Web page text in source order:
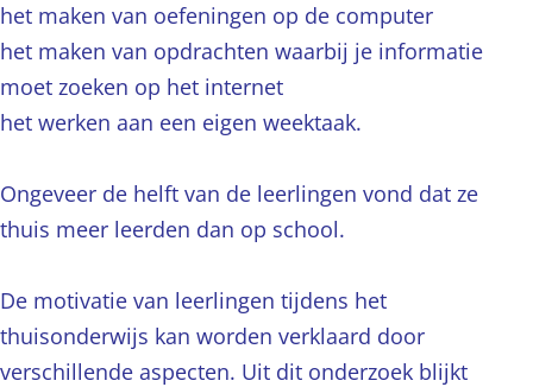
het maken van oefeningen op de computer
het maken van opdrachten waarbij je informatie
moet zoeken op het internet
het werken aan een eigen weektaak.
Ongeveer de helft van de leerlingen vond dat ze
thuis meer leerden dan op school.
De motivatie van leerlingen tijdens het
thuisonderwijs kan worden verklaard door
verschillende aspecten. Uit dit onderzoek blijkt